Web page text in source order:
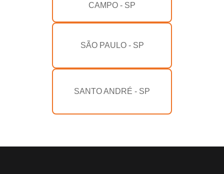
CAMPO - SP
SÃO PAULO - SP
SANTO ANDRÉ - SP